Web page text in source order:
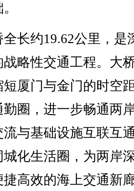
约19.62公里，是
战略性交通工程。大
短厦门与金门的时空
圈，进一步畅通两
与基础设施互联互
城化生活圈，为两岸
高效的海上交通新